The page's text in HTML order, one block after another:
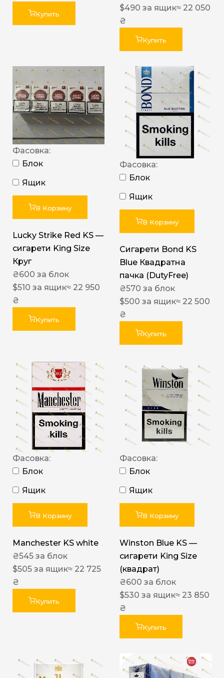
Купить
$490 за ящик≈ 22 050
₴
Купить
Фасовка:
Блок
Ящик
В Корзину
Lucky Strike Red KS —
сигарети King Size
Круг
₴600 за блок
$510 за ящик≈ 22 950
₴
Купить
Фасовка:
Блок
Ящик
В Корзину
Сигарети Bond KS
Blue Квадратна
пачка (DutyFree)
₴570 за блок
$500 за ящик≈ 22 500
₴
Купить
Фасовка:
Блок
Ящик
В Корзину
Manchester KS white
₴545 за блок
$505 за ящик≈ 22 725
₴
Купить
Фасовка:
Блок
Ящик
В Корзину
Winston Blue KS —
сигарети King Size
(квадрат)
₴600 за блок
$530 за ящик≈ 23 850
₴
Купить